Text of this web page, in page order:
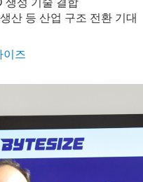
산 등 산업 구조 전환 기대
이즈